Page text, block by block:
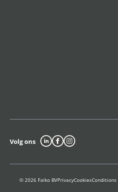
Volg ons
© 2026 Falko BVPrivacyCookiesConditions